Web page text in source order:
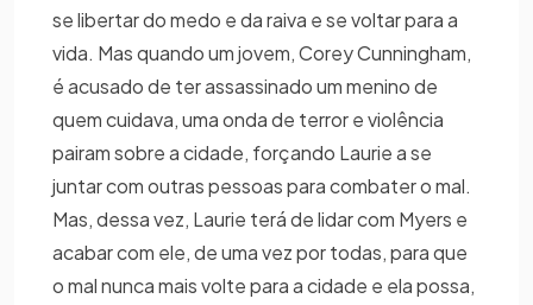
se libertar do medo e da raiva e se voltar para a
vida. Mas quando um jovem, Corey Cunningham,
é acusado de ter assassinado um menino de
quem cuidava, uma onda de terror e violência
pairam sobre a cidade, forçando Laurie a se
juntar com outras pessoas para combater o mal.
Mas, dessa vez, Laurie terá de lidar com Myers e
acabar com ele, de uma vez por todas, para que
o mal nunca mais volte para a cidade e ela possa,